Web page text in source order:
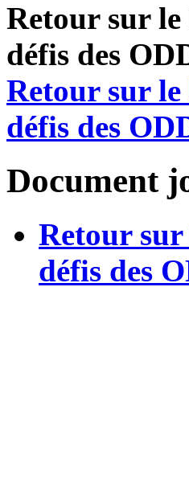
Retour sur
défis des
Retour sur
défis des
Document
Retour sur
défis des